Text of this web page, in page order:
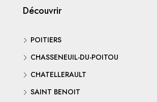
Découvrir
POITIERS
CHASSENEUIL-DU-POITOU
CHATELLERAULT
SAINT BENOIT